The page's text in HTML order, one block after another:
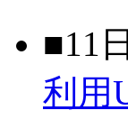
■11
利用